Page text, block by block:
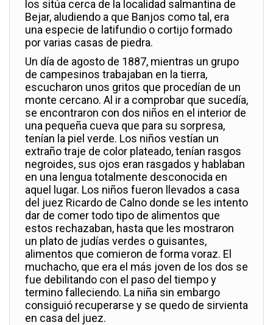
los sitúa cerca de la localidad salmantina de
Bejar, aludiendo a que Banjos como tal, era
una especie de latifundio o cortijo formado
por varias casas de piedra.
Un día de agosto de 1887, mientras un grupo
de campesinos trabajaban en la tierra,
escucharon unos gritos que procedían de un
monte cercano. Al ir a comprobar que sucedía,
se encontraron con dos niños en el interior de
una pequeña cueva que para su sorpresa,
tenían la piel verde. Los niños vestían un
extraño traje de color plateado, tenían rasgos
negroides, sus ojos eran rasgados y hablaban
en una lengua totalmente desconocida en
aquel lugar. Los niños fueron llevados a casa
del juez Ricardo de Calno donde se les intento
dar de comer todo tipo de alimentos que
estos rechazaban, hasta que les mostraron
un plato de judías verdes o guisantes,
alimentos que comieron de forma voraz. El
muchacho, que era el más joven de los dos se
fue debilitando con el paso del tiempo y
termino falleciendo. La niña sin embargo
consiguió recuperarse y se quedo de sirvienta
en casa del juez.